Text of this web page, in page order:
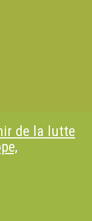
de la lutte